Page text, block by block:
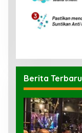
Berita Terbaru